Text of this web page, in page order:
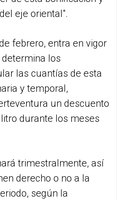
eje oriental".
febrero, entra en vigor
los
las cuantías de esta
y temporal,
un descuento
durante los meses
trimestralmente, así
derecho o no a la
según la